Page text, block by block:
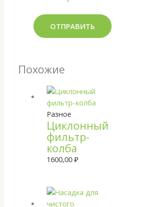
Похожие
Разное
Циклонный
фильтр-
колба
1600,00₽